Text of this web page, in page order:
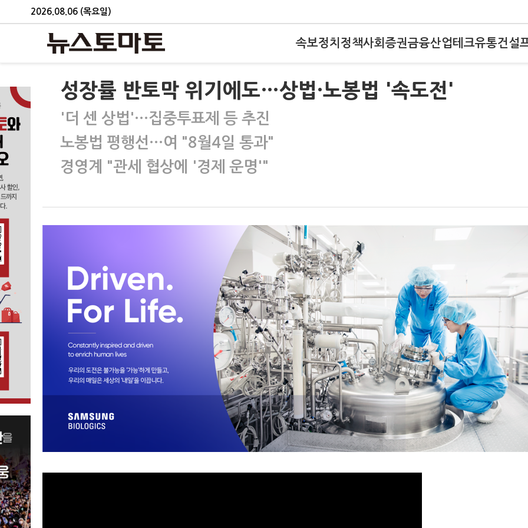
2026.08.06 (목요일)
속보정치 정책사회 증권금융산업테크유통건설
성장률 반토막 위기에도…상법·노봉법 '속도전'
'더 센 상법'…집중투표제 등 추진
노봉법 평행선…여 "8월4일 통과"
경영계 "관세 협상에 '경제 운명'"